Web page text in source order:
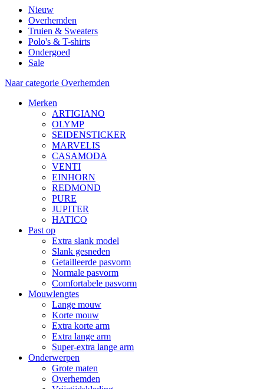
Nieuw
Overhemden
Truien & Sweaters
Polo's & T-shirts
Ondergoed
Sale
Naar categorie Overhemden
Merken
ARTIGIANO
OLYMP
SEIDENSTICKER
MARVELIS
CASAMODA
VENTI
EINHORN
REDMOND
PURE
JUPITER
HATICO
Past op
Extra slank model
Slank gesneden
Getailleerde pasvorm
Normale pasvorm
Comfortabele pasvorm
Mouwlengtes
Lange mouw
Korte mouw
Extra korte arm
Extra lange arm
Super-extra lange arm
Onderwerpen
Grote maten
Overhemden